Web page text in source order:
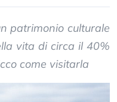
patrimonio culturale
vita di circa il 40%
come visitarla